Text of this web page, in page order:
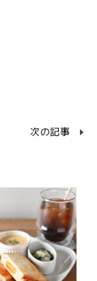
次の記事